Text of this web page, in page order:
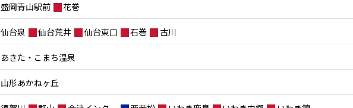
盛岡青山駅前 花巻
仙台泉 仙台荒井 仙台東口 石巻 古川
あきた・こまち温泉
山形あかねヶ丘